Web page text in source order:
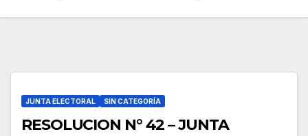
JUNTA ELECTORAL SIN CATEGORÍA
RESOLUCION N° 42 – JUNTA